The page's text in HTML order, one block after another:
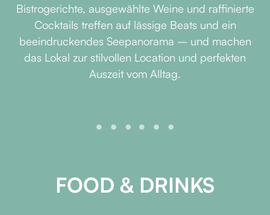
Bistrogerichte, ausgewählte Weine und raffinierte
Cocktails treffen auf lässige Beats und ein
beeindruckendes Seepanorama – und machen
das Lokal zur stilvollen Location und perfekten
Auszeit vom Alltag.
FOOD & DRINKS